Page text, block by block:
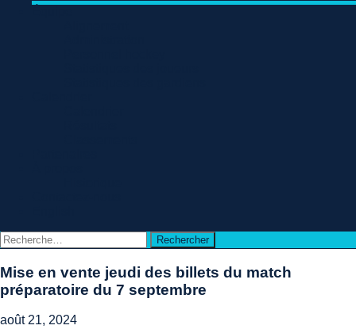
Rechercher :
Mise en vente jeudi des billets du match
préparatoire du 7 septembre
août 21, 2024